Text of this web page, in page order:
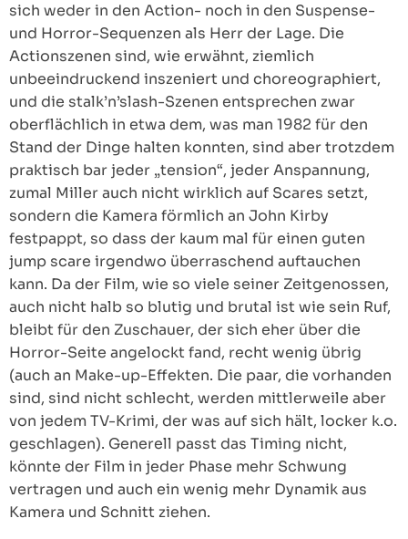
sich weder in den Action- noch in den Suspense-
und Horror-Sequenzen als Herr der Lage. Die
Actionszenen sind, wie erwähnt, ziemlich
unbeeindruckend inszeniert und choreographiert,
und die stalk’n’slash-Szenen entsprechen zwar
oberflächlich in etwa dem, was man 1982 für den
Stand der Dinge halten konnten, sind aber trotzdem
praktisch bar jeder „tension“, jeder Anspannung,
zumal Miller auch nicht wirklich auf Scares setzt,
sondern die Kamera förmlich an John Kirby
festpappt, so dass der kaum mal für einen guten
jump scare irgendwo überraschend auftauchen
kann. Da der Film, wie so viele seiner Zeitgenossen,
auch nicht halb so blutig und brutal ist wie sein Ruf,
bleibt für den Zuschauer, der sich eher über die
Horror-Seite angelockt fand, recht wenig übrig
(auch an Make-up-Effekten. Die paar, die vorhanden
sind, sind nicht schlecht, werden mittlerweile aber
von jedem TV-Krimi, der was auf sich hält, locker k.o.
geschlagen). Generell passt das Timing nicht,
könnte der Film in jeder Phase mehr Schwung
vertragen und auch ein wenig mehr Dynamik aus
Kamera und Schnitt ziehen.